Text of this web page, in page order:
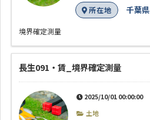
所在地 千葉県
境界確定測量
長生091・賃_境界確定測量
2025/10/01 00:00:00
土地